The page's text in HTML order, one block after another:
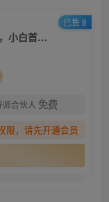
游戏掘金3.0，单机稳定60+，可矩阵操作，小白首选项目【揭秘】
师合伙人 免费
限，请先开通会员
已售 8